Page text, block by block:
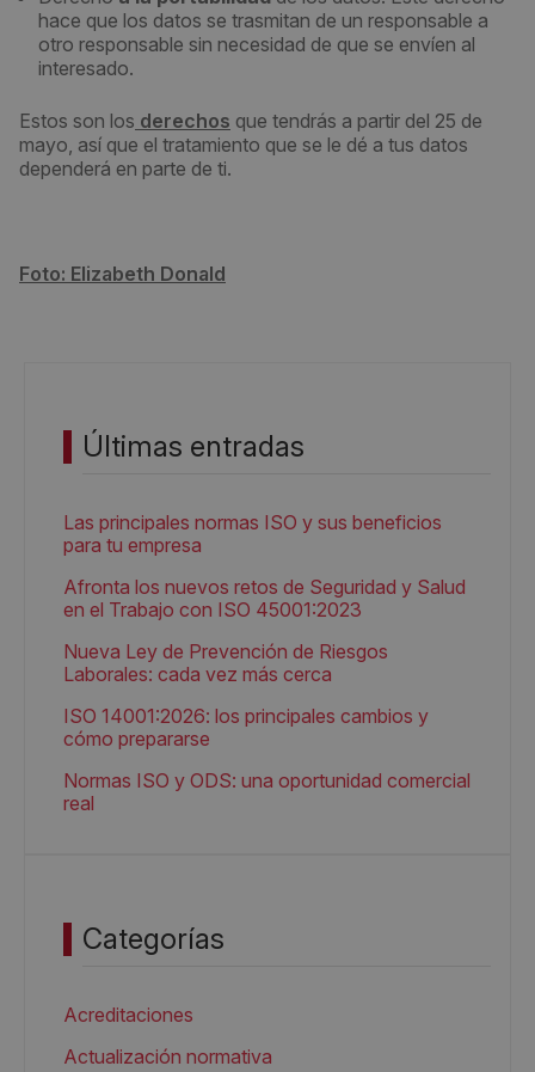
hace que los datos se trasmitan de un responsable a
otro responsable sin necesidad de que se envíen al
interesado.
Estos son los derechos que tendrás a partir del 25 de
mayo, así que el tratamiento que se le dé a tus datos
dependerá en parte de ti.
Foto: Elizabeth Donald
Últimas entradas
Las principales normas ISO y sus beneficios
para tu empresa
Afronta los nuevos retos de Seguridad y Salud
en el Trabajo con ISO 45001:2023
Nueva Ley de Prevención de Riesgos
Laborales: cada vez más cerca
ISO 14001:2026: los principales cambios y
cómo prepararse
Normas ISO y ODS: una oportunidad comercial
real
Categorías
Acreditaciones
Actualización normativa